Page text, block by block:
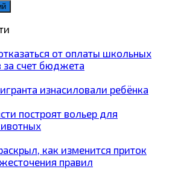
от оплаты школьных
за счет бюджета
изнасиловали ребёнка
построят вольер для
как изменится приток
правил